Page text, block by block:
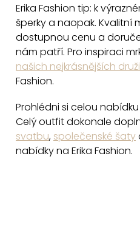
i
s
Erika Fashion tip: k
šperky a naopak. Kvalitní
dostupnou cenu a
nám patří. Pro inspiraci
našich nejkrásnějších
Fashion.
Prohlédni si celou nabídku
Celý outfit dokonale
svatbu, společenské šaty
nabídky na Erika Fashion.